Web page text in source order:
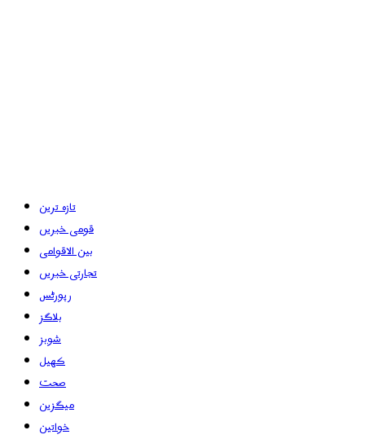
تازہ ترین
قومی خبریں
بین الاقوامی
تجارتی خبریں
رپورٹس
بلاگز
شوبز
کھیل
صحت
میگزین
خواتین